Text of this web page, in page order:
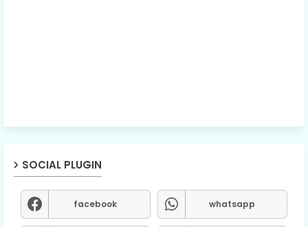
SOCIAL PLUGIN
facebook whatsapp